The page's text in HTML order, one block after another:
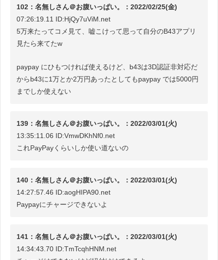
102：名無しさん＠お腹いっぱい。：2022/02/25(金)
07:26:19.11 ID:HjQy7uViM.net
5万来たってコメ見て、嘘こけって思って自分のB43アプリ
見たら来てたw
paypay にひもつければ使えるけど、b43は3D認証非対応だ
からb43に1万とか2万円あったとしてもpaypay では5000円
までしか使えない
139：名無しさん＠お腹いっぱい。：2022/03/01(火)
13:35:11.06 ID:VmwDKhNf0.net
これPayPayくらいしか使い道ないの
140：名無しさん＠お腹いっぱい。：2022/03/01(火)
14:27:57.46 ID:aogHIPA90.net
Paypayにチャージできないよ
141：名無しさん＠お腹いっぱい。：2022/03/01(火)
14:34:43.70 ID:TmTcqhHNM.net